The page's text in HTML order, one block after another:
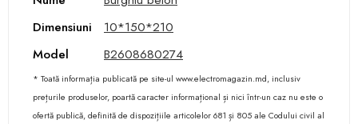
Dimensiuni
10*150*210
Model
B2608680274
* Toată informația publicată pe site-ul www.electromagazin.md, inclusiv
prețurile produselor, poartă caracter informațional și nici într-un caz nu este o
ofertă publică, definită de dispozițiile articolelor 681 și 805 ale Codului civil al